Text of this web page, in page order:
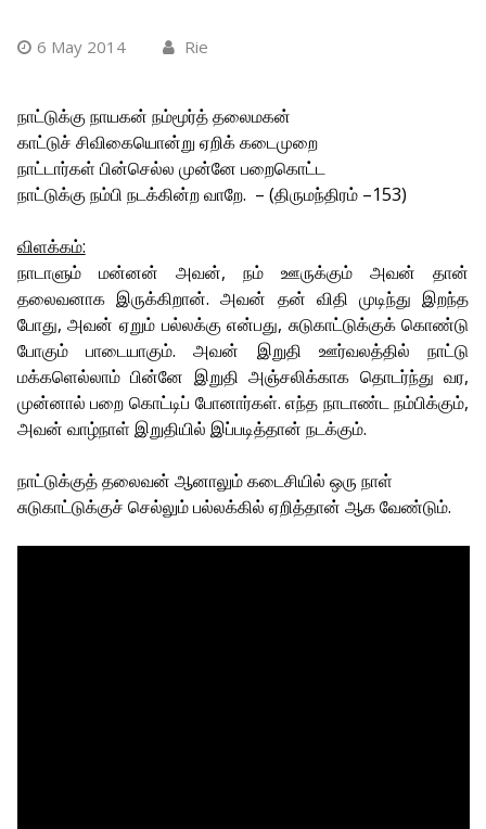
6 May 2014 Rie
நாட்டுக்கு நாயகன் நம்மூர்த் தலைமகன்
காட்டுச் சிவிகையொன்று ஏறிக் கடைமுறை
நாட்டார்கள் பின்செல்ல முன்னே பறைகொட்ட
நாட்டுக்கு நம்பி நடக்கின்ற வாறே. – (திருமந்திரம் –153)
விளக்கம்:
நாடாளும் மன்னன் அவன், நம் ஊருக்கும் அவன் தான்
தலைவனாக இருக்கிறான். அவன் தன் விதி முடிந்து இறந்த
போது, அவன் ஏறும் பல்லக்கு என்பது, சுடுகாட்டுக்குக் கொண்டு
போகும் பாடையாகும். அவன் இறுதி ஊர்வலத்தில் நாட்டு
மக்களெல்லாம் பின்னே இறுதி அஞ்சலிக்காக தொடர்ந்து வர,
முன்னால் பறை கொட்டிப் போனார்கள். எந்த நாடாண்ட நம்பிக்கும்,
அவன் வாழ்நாள் இறுதியில் இப்படித்தான் நடக்கும்.
நாட்டுக்குத் தலைவன் ஆனாலும் கடைசியில் ஒரு நாள்
சுடுகாட்டுக்குச் செல்லும் பல்லக்கில் ஏறித்தான் ஆக வேண்டும்.